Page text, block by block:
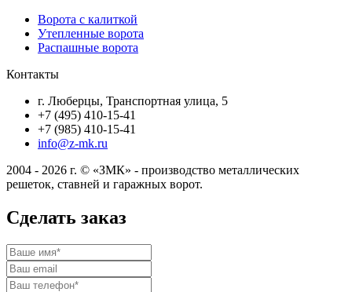
Ворота с калиткой
Утепленные ворота
Распашные ворота
Контакты
г. Люберцы, Транспортная улица, 5
+7 (495) 410-15-41
+7 (985) 410-15-41
info@z-mk.ru
2004 - 2026 г. © «ЗМК» - производство металлических
решеток, ставней и гаражных ворот.
Сделать заказ